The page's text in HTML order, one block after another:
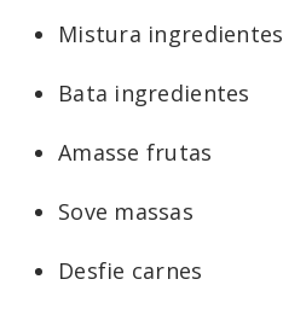
Mistura ingredientes
Bata ingredientes
Amasse frutas
Sove massas
Desfie carnes